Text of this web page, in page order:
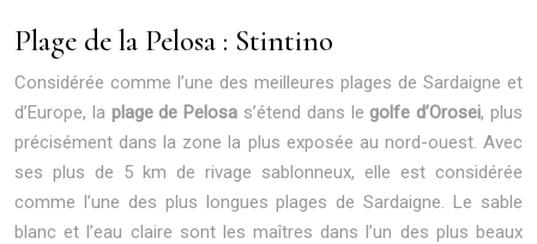
Plage de la Pelosa : Stintino
Considérée comme l’une des meilleures plages de Sardaigne et
d’Europe, la plage de Pelosa s’étend dans legolfe d’Orosei, plus
précisément dans la zone la plus exposée au nord-ouest. Avec
ses plus de 5 km de rivage sablonneux, elle est considérée
comme l’une des plus longues plages de Sardaigne. Le sable
blanc et l’eau claire sont les maîtres dans l’un des plus beaux